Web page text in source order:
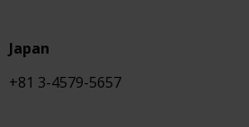
Japan
+81 3-4579-5657